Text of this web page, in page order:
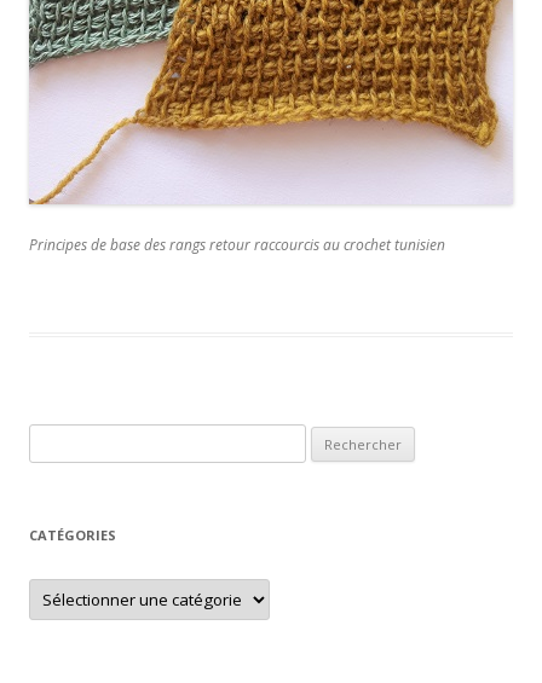
Principes de base des rangs retour raccourcis au crochet tunisien
CATÉGORIES
Catégories